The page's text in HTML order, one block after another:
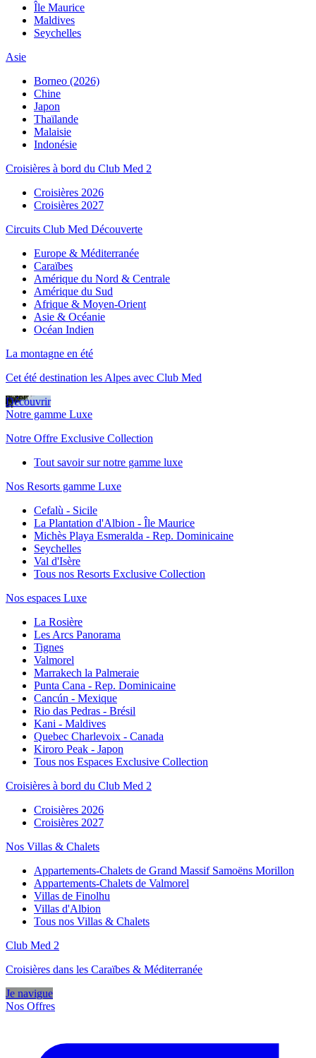
Île Maurice
Maldives
Seychelles
Asie
Borneo (2026)
Chine
Japon
Thaïlande
Malaisie
Indonésie
Croisières à bord du Club Med 2
Croisières 2026
Croisières 2027
Circuits Club Med Découverte
Europe & Méditerranée
Caraïbes
Amérique du Nord & Centrale
Amérique du Sud
Afrique & Moyen-Orient
Asie & Océanie
Océan Indien
La montagne en été
Cet été destination les Alpes avec Club Med
Découvrir
Notre gamme Luxe
Notre Offre Exclusive Collection
Tout savoir sur notre gamme luxe
Nos Resorts gamme Luxe
Cefalù - Sicile
La Plantation d'Albion - Île Maurice
Michès Playa Esmeralda - Rep. Dominicaine
Seychelles
Val d'Isère
Tous nos Resorts Exclusive Collection
Nos espaces Luxe
La Rosière
Les Arcs Panorama
Tignes
Valmorel
Marrakech la Palmeraie
Punta Cana - Rep. Dominicaine
Cancún - Mexique
Rio das Pedras - Brésil
Kani - Maldives
Quebec Charlevoix - Canada
Kiroro Peak - Japon
Tous nos Espaces Exclusive Collection
Croisières à bord du Club Med 2
Croisières 2026
Croisières 2027
Nos Villas & Chalets
Appartements-Chalets de Grand Massif Samoëns Morillon
Appartements-Chalets de Valmorel
Villas de Finolhu
Villas d'Albion
Tous nos Villas & Chalets
Club Med 2
Croisières dans les Caraïbes & Méditerranée
Je navigue
Nos Offres